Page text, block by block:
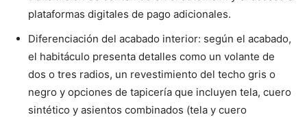
plataformas digitales de pago adicionales.
Diferenciación del acabado interior: según el acabado,
el habitáculo presenta detalles como un volante de
dos o tres radios, un revestimiento del techo gris o
negro y opciones de tapicería que incluyen tela, cuero
sintético y asientos combinados (tela y cuero